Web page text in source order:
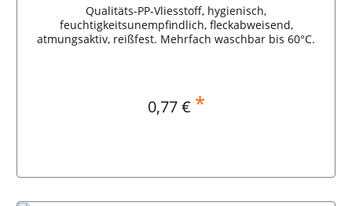
Qualitäts-PP-Vliesstoff, hygienisch,
feuchtigkeitsunempfindlich, fleckabweisend,
atmungsaktiv, reißfest. Mehrfach waschbar bis 60°C.
Regulärer Preis:
0,77 € *
In den Warenkorb